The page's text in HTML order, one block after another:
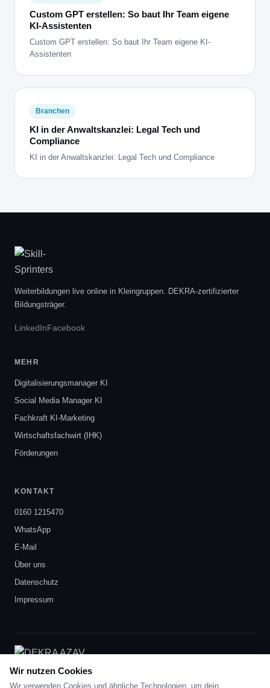
Custom GPT erstellen: So baut Ihr Team eigene
KI-Assistenten
Custom GPT erstellen: So baut Ihr Team eigene KI-
Assistenten
Branchen
KI in der Anwaltskanzlei: Legal Tech und
Compliance
KI in der Anwaltskanzlei: Legal Tech und Compliance
Weiterbildungen live online in Kleingruppen. DEKRA-zertifizierter
Bildungsträger.
LinkedInFacebook
MEHR
Digitalisierungsmanager KI
Social Media Manager KI
Fachkraft KI-Marketing
Wirtschaftsfachwirt (IHK)
Förderungen
KONTAKT
0160 1215470
WhatsApp
E-Mail
Über uns
Datenschutz
Impressum
nach AZAV
Wir nutzen Cookies
Wir verwenden Cookies und ähnliche Technologien, um dein